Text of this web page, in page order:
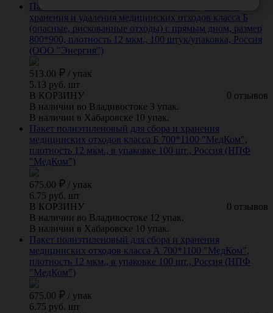
Пакет ПКМ-Б-"Энергия" желтого цвета для сбора,
хранения и удаления медицинских отходов класса Б
(опасные, рискованные отходы) с прямым дном, размер
800*900, плотность 12 мкм., 100 штук/упаковка, Россия
(ООО "Энергия")
513.00 / упак
5.13 руб. шт
0 отзывов
В КОРЗИНУ
В наличии во Владивостоке 3 упак.
В наличии в Хабаровске 10 упак.
Пакет полиэтиленовый для сбора и хранения
медицинских отходов класса Б 700*1100 "МедКом",
плотность 12 мкм., в упаковке 100 шт., Россия (НПФ
"МедКом")
675.00 / упак
6.75 руб. шт
0 отзывов
В КОРЗИНУ
В наличии во Владивостоке 12 упак.
В наличии в Хабаровске 10 упак.
Пакет полиэтиленовый для сбора и хранения
медицинских отходов класса А 700*1100 "МедКом",
плотность 12 мкм., в упаковке 100 шт., Россия (НПФ
"МедКом")
675.00 / упак
6.75 руб. шт